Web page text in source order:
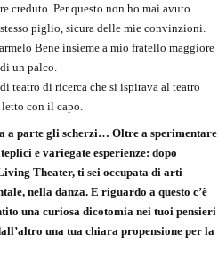
creduto. Per questo non ho mai avuto
piglio, sicura delle mie convinzioni.
Bene insieme a mio fratello maggiore
un palco.
teatro di ricerca che si ispirava al teatro
con il capo.
a parte gli scherzi… Oltre a sperimentare
e variegate esperienze: dopo
Theater, ti sei occupata di arti
nella danza. E riguardo a questo c’è
una curiosa dicotomia nei tuoi pensieri
una tua chiara propensione per la